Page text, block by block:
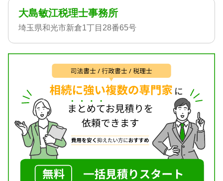
大島敏江税理士事務所
埼玉県和光市新倉1丁目28番65号